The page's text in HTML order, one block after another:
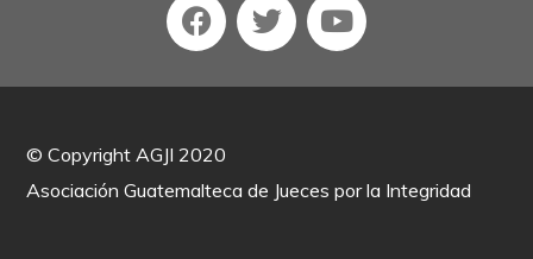
©Copyright AGJI 2020
Asociación Guatemalteca de Jueces por la Integridad